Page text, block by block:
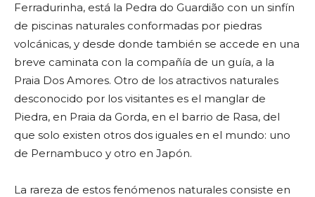
Ferradurinha, está la Pedra do Guardião con un sinfín
de piscinas naturales conformadas por piedras
volcánicas, y desde donde también se accede en una
breve caminata con la compañía de un guía, a la
Praia Dos Amores. Otro de los atractivos naturales
desconocido por los visitantes es el manglar de
Piedra, en Praia da Gorda, en el barrio de Rasa, del
que solo existen otros dos iguales en el mundo: uno
de Pernambuco y otro en Japón.
La rareza de estos fenómenos naturales consiste en